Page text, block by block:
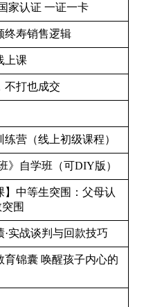
家认证 一证一卡
终寿销售逻辑
上课
不打也成交
练营（线上初级课程）
》自学班（可DIY版）
】中等生突围：父母认
围
·实战谈判与回款技巧
育锦囊 唤醒孩子内心的